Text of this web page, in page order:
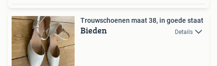
Trouwschoenen maat 38, in goede staat
Bieden Details